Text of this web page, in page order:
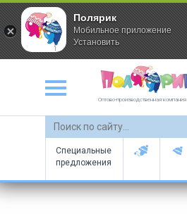
Оптово-производственная компания
Специальные
предложения
Полярик
Мобильное приложение
Установить